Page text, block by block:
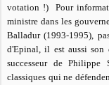
votation !) Pour
ministre dans les
Balladur (1993-1995),
d'Epinal, il est aussi son
successeur de
classiques qui ne